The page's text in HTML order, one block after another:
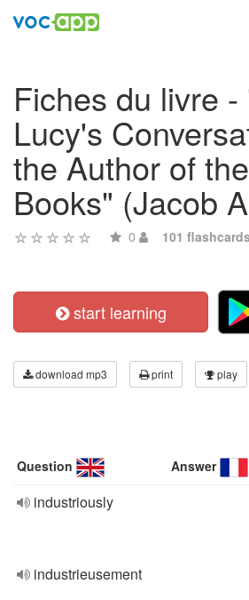
Fiches du livre
Lucy's
the Author of
Books" (Jacob
0 101 flashcards
start learning
download mp3 print play
Question Answer
industriously
industrieusement